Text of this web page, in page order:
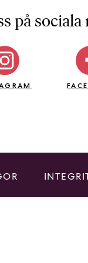
på sociala